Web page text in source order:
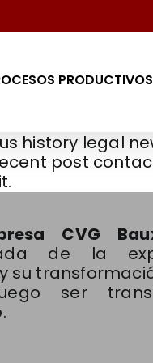
PRODUCTIVOS
history legal
post
CVG
de la
su
ser